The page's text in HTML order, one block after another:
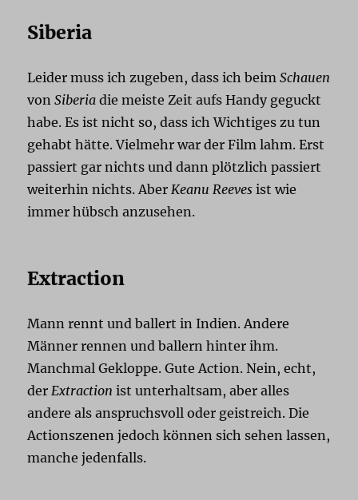
Siberia
Leider muss ich zugeben, dass ich beimSchauen
vonSiberia die meiste Zeit aufs Handy geguckt
habe. Es ist nicht so, dass ich Wichtiges zu tun
gehabt hätte. Vielmehr war der Film lahm. Erst
passiert gar nichts und dann plötzlich passiert
weiterhin nichts. Aber Keanu Reeves ist wie
immer hübsch anzusehen.
Extraction
Mann rennt und ballert in Indien. Andere
Männer rennen und ballern hinter ihm.
Manchmal Gekloppe. Gute Action. Nein, echt,
der Extraction ist unterhaltsam, aber alles
andere als anspruchsvoll oder geistreich. Die
Actionszenen jedoch können sich sehen lassen,
manche jedenfalls.